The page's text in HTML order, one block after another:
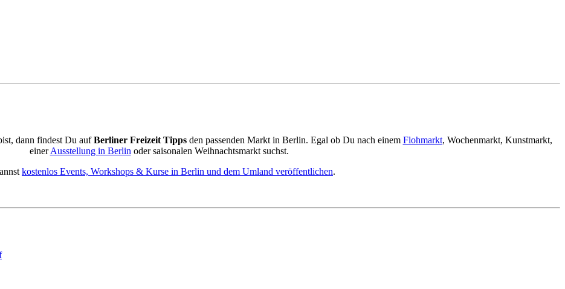
dann findest Du aufBerliner Freizeit Tippsden passenden Markt in Berlin. Egal ob Du nach einem Flohmarkt, Wochenmarkt, Kunstmarkt,
einerAusstellung in Berlinoder saisonalen Weihnachtsmarkt suchst.
kostenlos Events, Workshops & Kurse in Berlin und dem Umland veröffentlichen.